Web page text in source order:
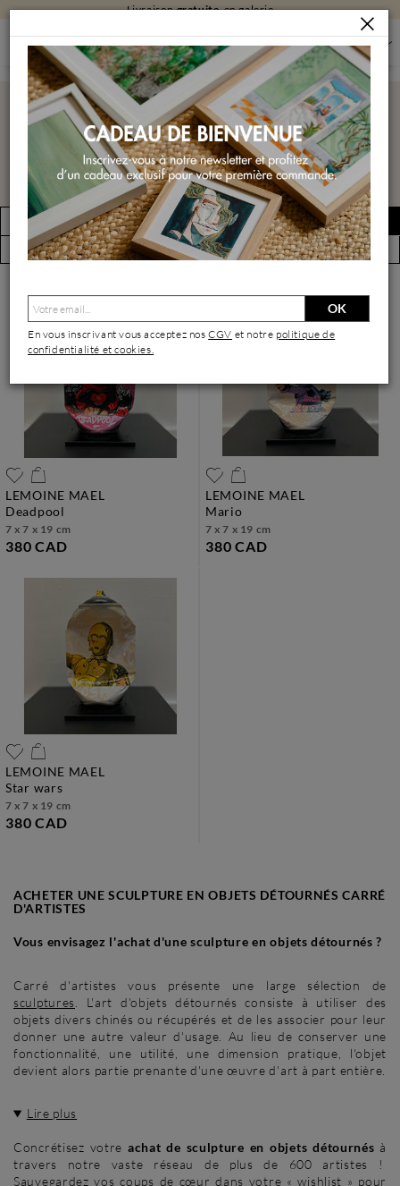
Livraisongratuiteen galerie
SCULPTURES
SCULPTURES PAR TECHNIQUE
SCULPTURES D'OBJETS DETOURNES
Sculptures d'objets
detournes
FILTRER
(3 œuvres)
Créer une alerte
Vue par artiste
LEMOINE MAEL
deadpool
7 x 7 x 19 cm
380 CAD
LEMOINE MAEL
mario
7 x 7 x 19 cm
380 CAD
LEMOINE MAEL
star wars
7 x 7 x 19 cm
380 CAD
ACHETER UNE SCULPTURE EN OBJETS DÉTOURNÉS CARRÉ
D'ARTISTES
Vous envisagez l'achat d'une sculpture en objets détournés ?
Carré d'artistes vous présente une large sélection de
sculptures
. L'art d'objets détournés consiste à utiliser des
objets divers chinés ou récupérés et de les associer pour leur
donner une autre valeur d'usage. Au lieu de conserver une
fonctionnalité, une utilité, une dimension pratique, l'objet
devient alors partie prenante d'une œuvre d'art à part entière.
Lire plus
Concrétisez votre achat de sculpture en objets détournés à
travers notre vaste réseau de plus de 600 artistes !
Sauvegardez vos coups de cœur dans votre « wishlist » pour
OK
En vous inscrivant vous acceptez nosCGV et notre politique de
confidentialité et cookies.